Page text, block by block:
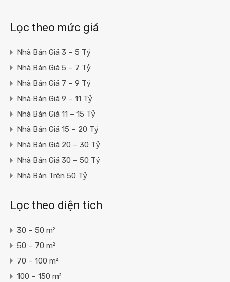
Lọc theo mức giá
Nhà Bán Giá 3 – 5 Tỷ
Nhà Bán Giá 5 – 7 Tỷ
Nhà Bán Giá 7 – 9 Tỷ
Nhà Bán Giá 9 – 11 Tỷ
Nhà Bán Giá 11 – 15 Tỷ
Nhà Bán Giá 15 – 20 Tỷ
Nhà Bán Giá 20 – 30 Tỷ
Nhà Bán Giá 30 – 50 Tỷ
Nhà Bán Trên 50 Tỷ
Lọc theo diện tích
30 – 50 m²
50 – 70 m²
70 – 100 m²
100 – 150 m²